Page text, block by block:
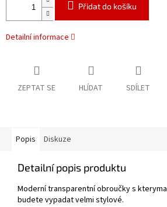
Přidat do košíku
Detailní informace
ZEPTAT SE HLÍDAT SDÍLET
Popis Diskuze
Detailní popis produktu
Moderní transparentní obroučky s kteryma
budete vypadat velmi stylové.